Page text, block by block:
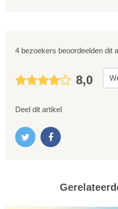
4 bezoekers beoordeelden dit
8,0
Deel dit artikel